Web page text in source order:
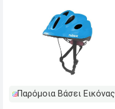
Παρόμοια Βάσει Εικόνας